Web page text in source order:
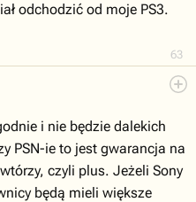
63
odchodzić od moje PS3.
i nie będzie dalekich
PSN-ie to jest gwarancja na
czyli plus. Jeżeli Sony
będą mieli większe